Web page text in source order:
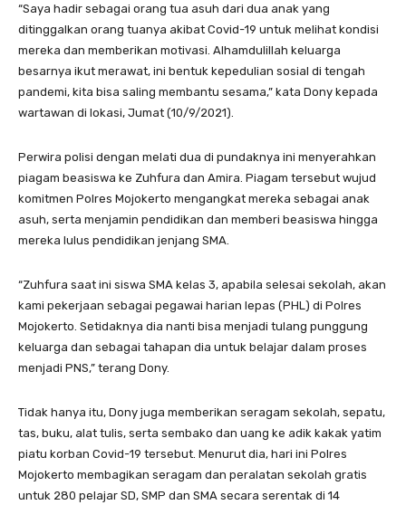
“Saya hadir sebagai orang tua asuh dari dua anak yang
ditinggalkan orang tuanya akibat Covid-19 untuk melihat kondisi
mereka dan memberikan motivasi. Alhamdulillah keluarga
besarnya ikut merawat, ini bentuk kepedulian sosial di tengah
pandemi, kita bisa saling membantu sesama,” kata Dony kepada
wartawan di lokasi, Jumat (10/9/2021).
Perwira polisi dengan melati dua di pundaknya ini menyerahkan
piagam beasiswa ke Zuhfura dan Amira. Piagam tersebut wujud
komitmen Polres Mojokerto mengangkat mereka sebagai anak
asuh, serta menjamin pendidikan dan memberi beasiswa hingga
mereka lulus pendidikan jenjang SMA.
“Zuhfura saat ini siswa SMA kelas 3, apabila selesai sekolah, akan
kami pekerjaan sebagai pegawai harian lepas (PHL) di Polres
Mojokerto. Setidaknya dia nanti bisa menjadi tulang punggung
keluarga dan sebagai tahapan dia untuk belajar dalam proses
menjadi PNS,” terang Dony.
Tidak hanya itu, Dony juga memberikan seragam sekolah, sepatu,
tas, buku, alat tulis, serta sembako dan uang ke adik kakak yatim
piatu korban Covid-19 tersebut. Menurut dia, hari ini Polres
Mojokerto membagikan seragam dan peralatan sekolah gratis
untuk 280 pelajar SD, SMP dan SMA secara serentak di 14